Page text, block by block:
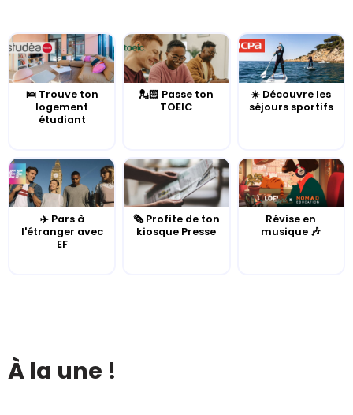
🛌 Trouve ton
logement
étudiant
💂🏻 Passe ton
TOEIC
☀️ Découvre les
séjours sportifs
✈️ Pars à
l'étranger avec
EF
🗞️ Profite de ton
kiosque Presse
Révise en
musique 🎶
À la une !